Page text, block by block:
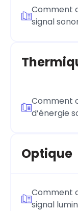
Comment
signal
Comment
d’énergie
Optique
Comment
signal